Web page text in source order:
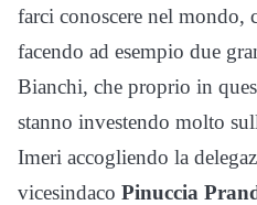
farci conoscere nel mondo,
facendo ad esempio due
Bianchi, che proprio in
stanno investendo molto
Imeri accogliendo la
vicesindaco Pinuccia